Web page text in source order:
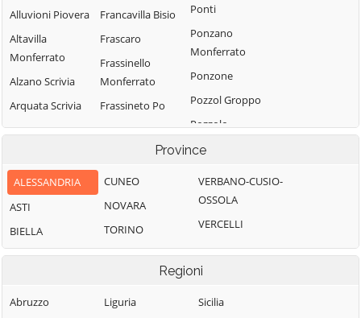
Alluvioni Piovera
Altavilla
Monferrato
Alzano Scrivia
Arquata Scrivia
Avolasca
Basaluzzo
Bassignana
Belforte
Francavilla Bisio
Frascaro
Frassinello
Monferrato
Frassineto Po
Fresonara
Fubine
Ponti
Ponzano
Monferrato
Ponzone
Pozzol Groppo
Pozzolo
Ricaldone
Province
ALESSANDRIA
ASTI
BIELLA
CUNEO
NOVARA
TORINO
VERBANO-CUSIO-
OSSOLA
VERCELLI
Regioni
Abruzzo
Liguria
Sicilia